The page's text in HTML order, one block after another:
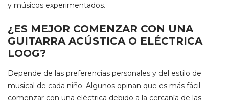
y músicos experimentados.
¿ES MEJOR COMENZAR CON UNA
GUITARRA ACÚSTICA O ELÉCTRICA
LOOG?
Depende de las preferencias personales y del estilo de
musical de cada niño. Algunos opinan que es más fácil
comenzar con una eléctrica debido a la cercanía de las